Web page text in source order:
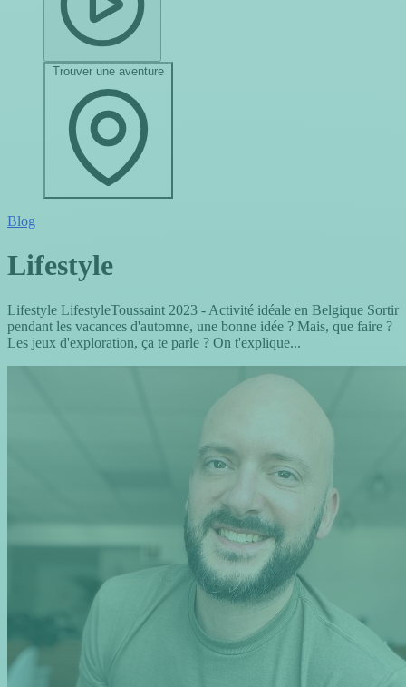
Trouver une aventure
Blog
Lifestyle
Lifestyle LifestyleToussaint 2023 - Activité idéale en Belgique Sortir
pendant les vacances d'automne, une bonne idée ? Mais, que faire ?
Les jeux d'exploration, ça te parle ? On t'explique...